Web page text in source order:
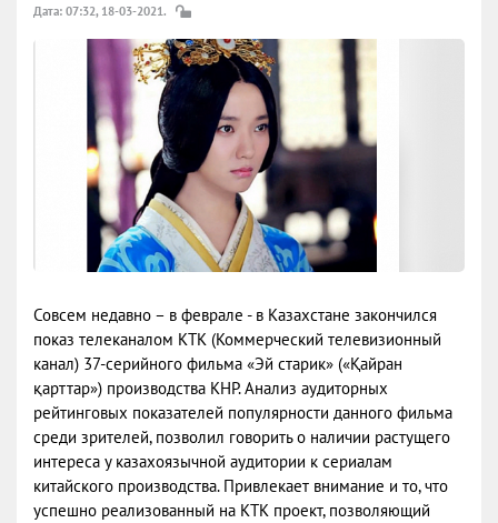
Дата: 07:32, 18-03-2021.
Совсем недавно – в феврале - в Казахстане закончился
показ телеканалом КТК (Коммерческий телевизионный
канал) 37-серийного фильма «Эй старик» («Қайран
қарттар») производства КНР. Анализ аудиторных
рейтинговых показателей популярности данного фильма
среди зрителей, позволил говорить о наличии растущего
интереса у казахоязычной аудитории к сериалам
китайского производства. Привлекает внимание и то, что
успешно реализованный на КТК проект, позволяющий